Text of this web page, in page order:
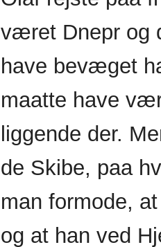
været Dnepr og
have bevæget
maatte have
liggende der.
de Skibe, paa
man formode,
og at han ved